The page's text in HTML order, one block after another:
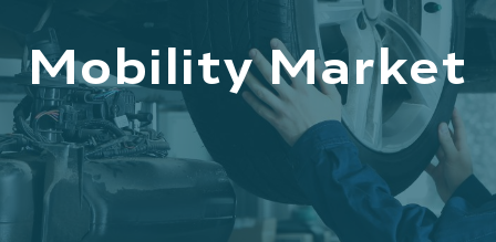
Mobility Market